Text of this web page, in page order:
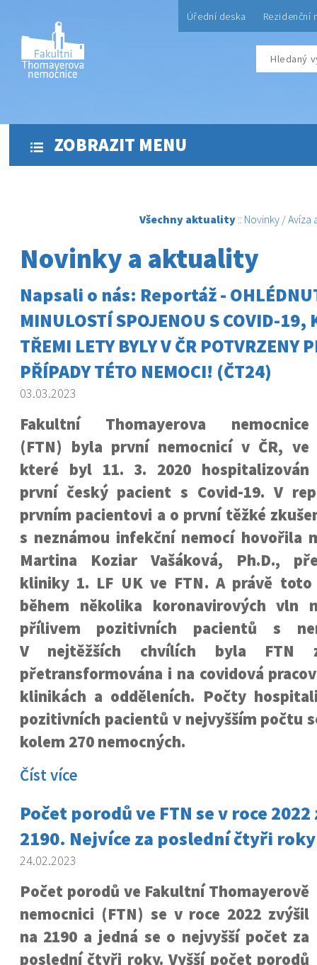
Úřední deska Rezidenční
ZOBRAZIT MENU
Všechny aktuality :: Novinky /Avíza
Novinky a aktuality
Napsali o nás: Reportáž -
MINULOSTÍ SPOJENOU S COVID-19,
TŘEMI LETY BYLY V ČR POTVRZENY
PŘÍPADY TÉTO NEMOCI! (ČT24)
03.03.2023
Fakultní Thomayerova nemocnice
(FTN) byla první nemocnicí v ČR, ve
které byl 11. 3. 2020 hospitalizován
první český pacient s Covid-19. V
prvním pacientovi a o první těžké
s neznámou infekční nemocí hovořila
Martina Koziar Vašáková, Ph.D.,
kliniky 1. LF UK ve FTN. A právě toto
během několika koronavirových vln
přílivem pozitivních pacientů s
V nejtěžších chvílích byla FTN
přetransformována i na covidová
klinikách a odděleních. Počty
pozitivních pacientů v nejvyšším počtu
kolem 270 nemocných.
Číst více
Počet porodů ve FTN se v roce
2190. Nejvíce za poslední čtyři
24.02.2023
Počet porodů ve Fakultní Thomayerově
nemocnici (FTN) se v roce 2022 zvýšil
na 2190 a jedná se o nejvyšší počet za
poslední čtyři roky. Vyšší počet porodů